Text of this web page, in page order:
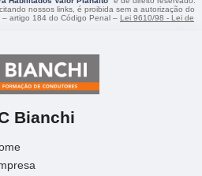
– artigo 184 do Código Penal – Lei 9610/98 - Lei de